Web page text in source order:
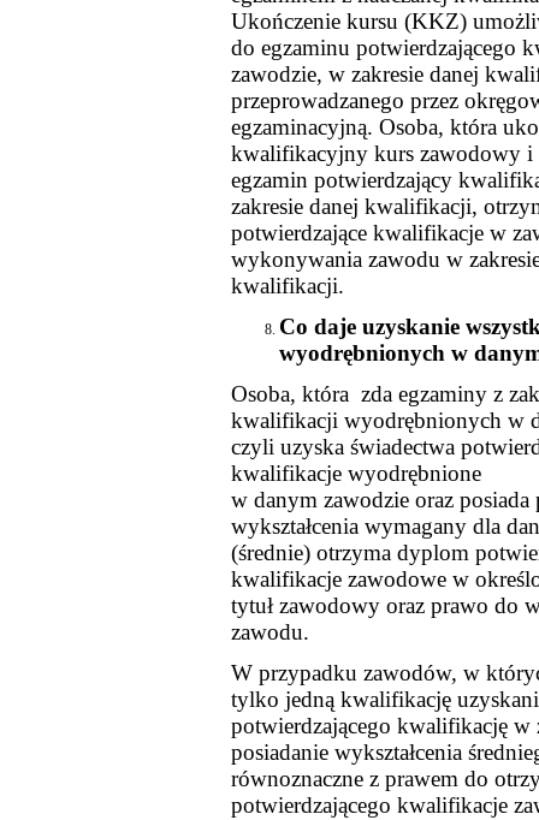
Ukończenie kursu (KKZ)
do egzaminu potwierdzającego
zawodzie, w zakresie danej
przeprowadzanego przez
egzaminacyjną. Osoba, która
kwalifikacyjny kurs zawodowy i
egzamin potwierdzający
zakresie danej kwalifikacji,
potwierdzające kwalifikacje w
wykonywania zawodu w
kwalifikacji.
Co daje uzyskanie
wyodrębnionych w
Osoba, która zda egzaminy z
kwalifikacji wyodrębnionych w
czyli uzyska świadectwa
kwalifikacje wyodrębnione
w danym zawodzie oraz posiada
wykształcenia wymagany dla
(średnie) otrzyma dyplom
kwalifikacje zawodowe w
tytuł zawodowy oraz prawo do
zawodu.
W przypadku zawodów, w
tylko jedną kwalifikację
potwierdzającego kwalifikację w
posiadanie wykształcenia
równoznaczne z prawem do
potwierdzającego kwalifikacje